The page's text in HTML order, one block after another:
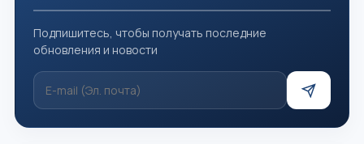
Подпишитесь, чтобы получать последние
обновления и новости